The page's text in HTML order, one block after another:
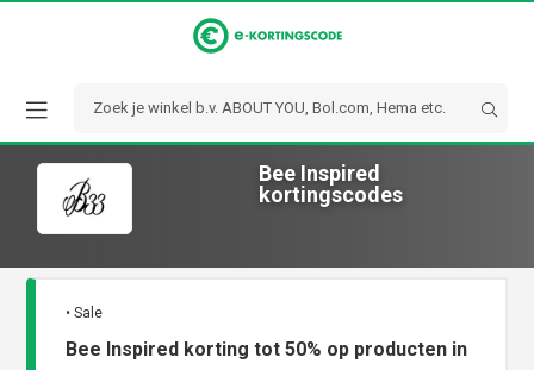
Bee Inspired
kortingscodes
• Sale
Bee Inspired korting tot 50% op producten in